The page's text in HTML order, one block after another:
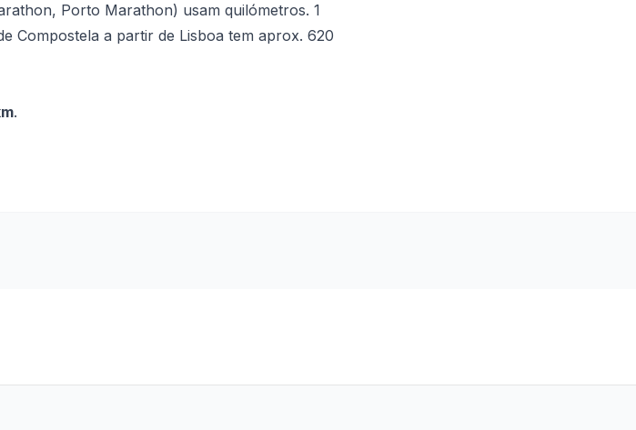
Porto Marathon) usam quilómetros. 1
Compostela a partir de Lisboa tem aprox. 620
.